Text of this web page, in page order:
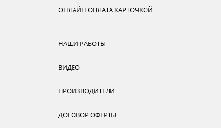
ОНЛАЙН ОПЛАТА КАРТОЧКОЙ
НАШИ РАБОТЫ
ВИДЕО
ПРОИЗВОДИТЕЛИ
ДОГОВОР ОФЕРТЫ